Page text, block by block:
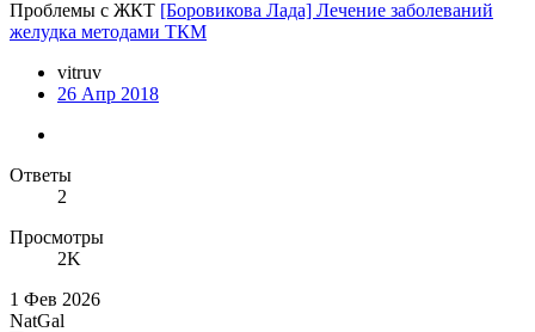
Проблемы с ЖКТ [Боровикова Лада] Лечение заболеваний
желудка методами ТКМ
vitruv
26 Апр 2018
Ответы
2
Просмотры
2K
1 Фев 2026
NatGal